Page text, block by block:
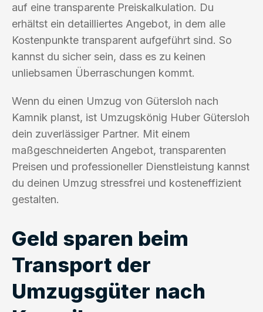
auf eine transparente Preiskalkulation. Du
erhältst ein detailliertes Angebot, in dem alle
Kostenpunkte transparent aufgeführt sind. So
kannst du sicher sein, dass es zu keinen
unliebsamen Überraschungen kommt.
Wenn du einen Umzug von Gütersloh nach
Kamnik planst, ist Umzugskönig Huber Gütersloh
dein zuverlässiger Partner. Mit einem
maßgeschneiderten Angebot, transparenten
Preisen und professioneller Dienstleistung kannst
du deinen Umzug stressfrei und kosteneffizient
gestalten.
Geld sparen beim
Transport der
Umzugsgüter nach